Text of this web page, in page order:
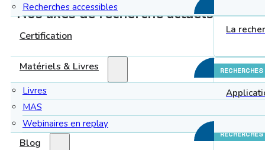
Recherches accessibles
Certification
Matériels & Livres
Livres
MAS
Webinaires en replay
Blog
Nos axes de recherche actuels
La